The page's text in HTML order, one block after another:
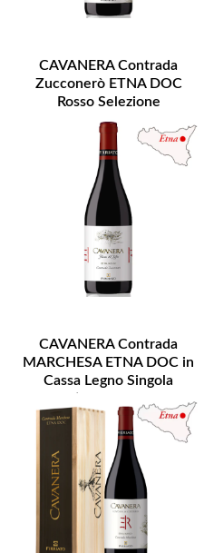
CAVANERA Contrada
Zucconerò ETNA DOC
Rosso Selezione
CAVANERA Contrada
MARCHESA ETNA DOC in
Cassa Legno Singola
Bottiglia - Lt. 0,750